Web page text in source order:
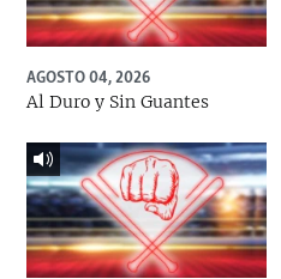
AGOSTO 04, 2026
Al Duro y Sin Guantes